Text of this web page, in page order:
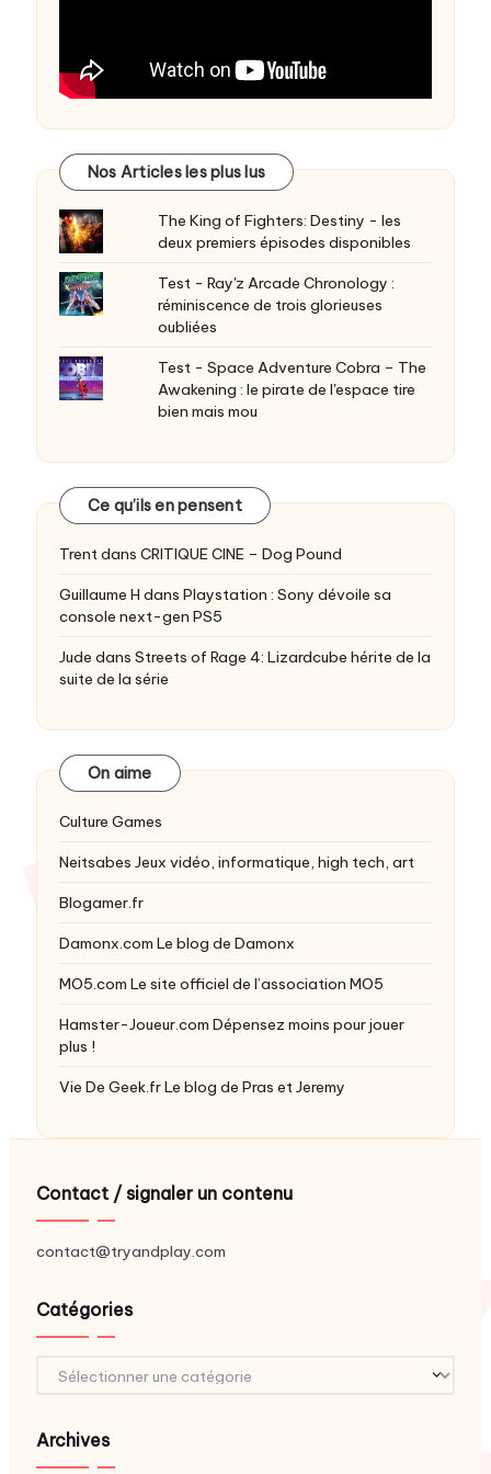
Nos Articles les plus lus
The King of Fighters: Destiny - les
deux premiers épisodes disponibles
Test - Ray'z Arcade Chronology :
réminiscence de trois glorieuses
oubliées
Test - Space Adventure Cobra – The
Awakening : le pirate de l'espace tire
bien mais mou
Ce qu’ils en pensent
Trent dans CRITIQUE CINE – Dog Pound
Guillaume H dans Playstation : Sony dévoile sa
console next-gen PS5
Jude dans Streets of Rage 4: Lizardcube hérite de la
suite de la série
On aime
Culture Games
Neitsabes Jeux vidéo, informatique, high tech, art
Blogamer.fr
Damonx.com Le blog de Damonx
MO5.com Le site officiel de l’association MO5
Hamster-Joueur.com Dépensez moins pour jouer
plus !
Vie De Geek.frLe blog de Pras et Jeremy
Contact / signaler un contenu
contact@tryandplay.com
Catégories
Catégories
Archives